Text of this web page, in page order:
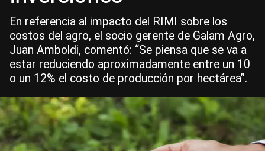
En referencia al impacto del RIMI sobre los
costos del agro, el socio gerente de Galam Agro,
Juan Amboldi, comentó: “Se piensa que se va a
estar reduciendo aproximadamente entre un 10
o un 12% el costo de producción por hectárea”.